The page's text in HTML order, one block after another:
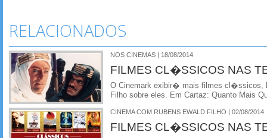
RELACIONADOS
NOS CINEMAS | 18/08/2014
FILMES CL�SSICOS NAS
O Cinemark exibir� mais filmes cl�ssicos,
Filho sobre eles. Em Cartaz: Quanto Mais
CINEMA COM RUBENS EWALD FILHO | 02/08/2014
FILMES CL�SSICOS NAS